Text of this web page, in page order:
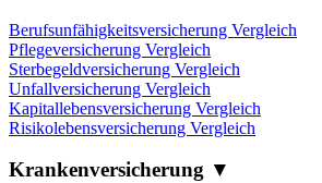
Berufsunfähigkeitsversicherung Vergleich
Pflegeversicherung Vergleich
Sterbegeldversicherung Vergleich
Unfallversicherung Vergleich
Kapitallebensversicherung Vergleich
Risikolebensversicherung Vergleich
Krankenversicherung ▼